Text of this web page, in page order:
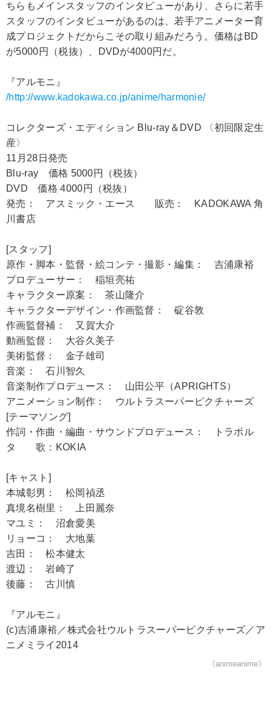
ちらもメインスタッフのインタビューがあり、さらに若手
スタッフのインタビューがあるのは、若手アニメーター育
成プロジェクトだからこその取り組みだろう。価格はBD
が5000円（税抜）、DVDが4000円だ。
『アルモニ』
/http://www.kadokawa.co.jp/anime/harmonie/
コレクターズ・エディション Blu-ray＆DVD 〈初回限定生
産〉
11月28日発売
Blu-ray 価格 5000円（税抜）
DVD 価格 4000円（税抜）
発売： アスミック・エース 販売： KADOKAWA 角
川書店
[スタッフ]
原作・脚本・監督・絵コンテ・撮影・編集： 吉浦康裕
プロデューサー： 稲垣亮祐
キャラクター原案： 茶山隆介
キャラクターデザイン・作画監督： 碇谷敦
作画監督補： 又賀大介
動画監督： 大谷久美子
美術監督： 金子雄司
音楽： 石川智久
音楽制作プロデュース： 山田公平（APRIGHTS）
アニメーション制作： ウルトラスーパーピクチャーズ
[テーマソング]
作詞・作曲・編曲・サウンドプロデュース： トラボル
タ 歌：KOKIA
[キャスト]
本城彰男： 松岡禎丞
真境名樹里： 上田麗奈
マユミ： 沼倉愛美
リョーコ： 大地葉
吉田： 松本健太
渡辺： 岩崎了
後藤： 古川慎
『アルモニ』
(c)吉浦康裕／株式会社ウルトラスーパーピクチャーズ／ア
ニメミライ2014
《animeanime》